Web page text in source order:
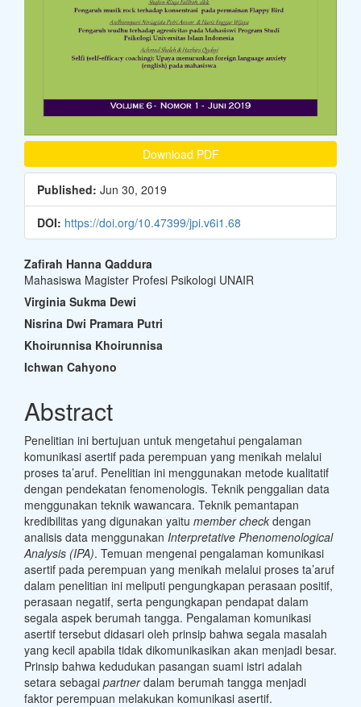
Download PDF
Published: Jun 30, 2019
DOI: https://doi.org/10.47399/jpi.v6i1.68
Main
Article
Content
Zafirah Hanna Qaddura
Mahasiswa Magister Profesi Psikologi UNAIR
Virginia Sukma Dewi
Nisrina Dwi Pramara Putri
Khoirunnisa Khoirunnisa
Ichwan Cahyono
Abstract
Penelitian ini bertujuan untuk mengetahui pengalaman
komunikasi asertif pada perempuan yang menikah melalui
proses ta’aruf. Penelitian ini menggunakan metode kualitatif
dengan pendekatan fenomenologis. Teknik penggalian data
menggunakan teknik wawancara. Teknik pemantapan
kredibilitas yang digunakan yaitu member check dengan
analisis data menggunakan Interpretative Phenomenological
Analysis (IPA). Temuan mengenai pengalaman komunikasi
asertif pada perempuan yang menikah melalui proses ta’aruf
dalam penelitian ini meliputi pengungkapan perasaan positif,
perasaan negatif, serta pengungkapan pendapat dalam
segala aspek berumah tangga. Pengalaman komunikasi
asertif tersebut didasari oleh prinsip bahwa segala masalah
yang kecil apabila tidak dikomunikasikan akan menjadi besar.
Prinsip bahwa kedudukan pasangan suami istri adalah
setara sebagai partnerdalam berumah tangga menjadi
faktor perempuan melakukan komunikasi asertif.